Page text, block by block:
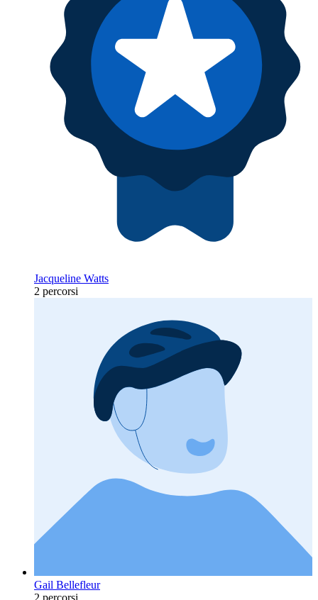
Jacqueline Watts
2 percorsi
Gail Bellefleur
2 percorsi